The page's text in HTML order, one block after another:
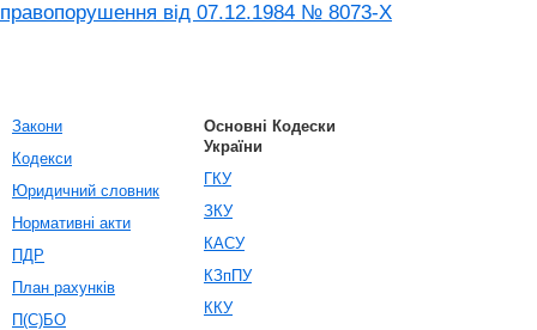
правопорушення вiд 07.12.1984 № 8073-X
Закони
Кодекси
Юридичний словник
Нормативні акти
ПДР
План рахунків
П(С)БО
Основні Кодески
України
ГКУ
ЗКУ
КАСУ
КЗпПУ
ККУ